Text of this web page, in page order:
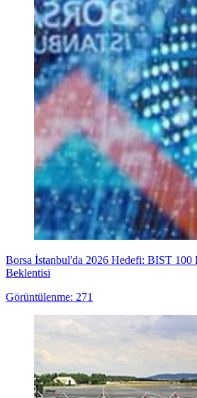
Borsa İstanbul'da 2026 Hedefi: BIST 100
Beklentisi
Görüntülenme: 271